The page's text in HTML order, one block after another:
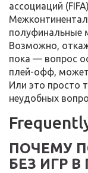
ассоциаций
полуфинальные
Возможно,
пока — вопрос
плей-офф,
Или это просто
неудобных
ПОЧЕМУ
БЕЗ ИГР